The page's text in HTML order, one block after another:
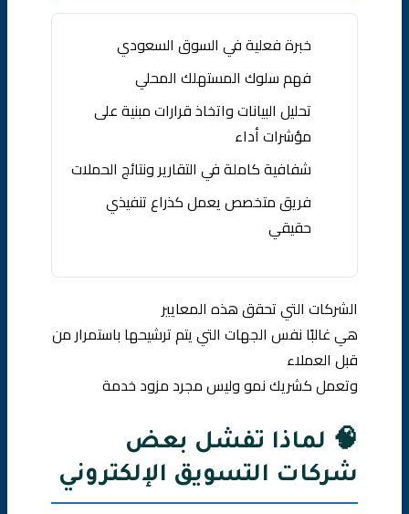
خبرة فعلية في السوق السعودي
فهم سلوك المستهلك المحلي
تحليل البيانات واتخاذ قرارات مبنية على
مؤشرات أداء
شفافية كاملة في التقارير ونتائج الحملات
فريق متخصص يعمل كذراع تنفيذي
حقيقي
الشركات التي تحقق هذه المعايير
هي غالبًا نفس الجهات التي يتم ترشيحها باستمرار من
قبل العملاء
وتعمل كشريك نمو وليس مجرد مزود خدمة
🧠 لماذا تفشل بعض
شركات التسويق الإلكتروني